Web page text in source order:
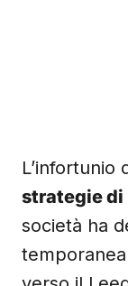
L’infortunio
strategie di
società ha